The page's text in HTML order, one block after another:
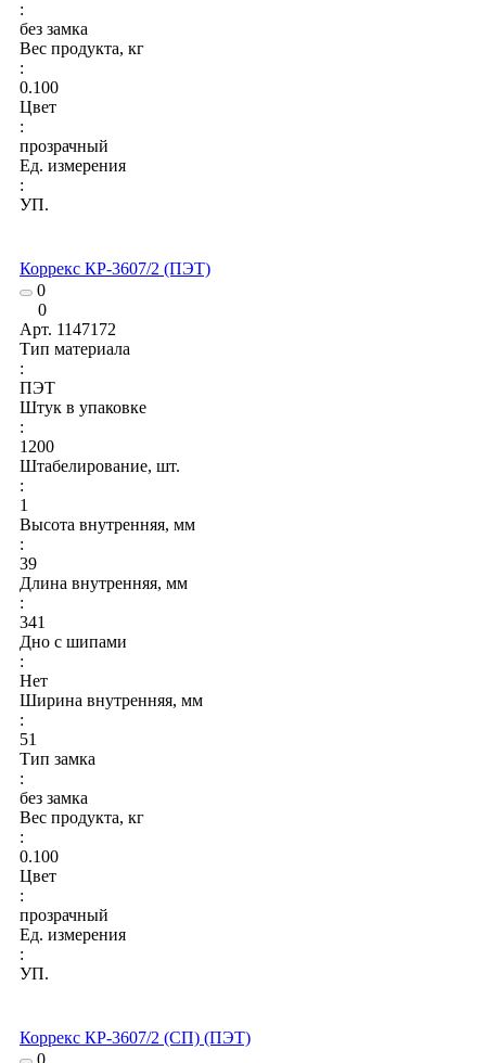
:
без замка
Вес продукта, кг
:
0.100
Цвет
:
прозрачный
Ед. измерения
:
УП.
Коррекс КР-3607/2 (ПЭТ)
0
0
Арт. 1147172
Тип материала
:
ПЭТ
Штук в упаковке
:
1200
Штабелирование, шт.
:
1
Высота внутренняя, мм
:
39
Длина внутренняя, мм
:
341
Дно с шипами
:
Нет
Ширина внутренняя, мм
:
51
Тип замка
:
без замка
Вес продукта, кг
:
0.100
Цвет
:
прозрачный
Ед. измерения
:
УП.
Коррекс КР-3607/2 (СП) (ПЭТ)
0